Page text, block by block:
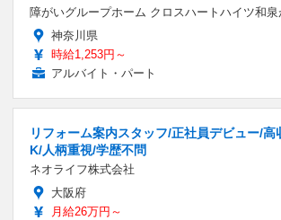
障がいグループホーム クロスハートハイツ和泉
神奈川県
時給1,253円～
アルバイト・パート
リフォーム案内スタッフ/正社員デビュー/高
K/人柄重視/学歴不問
ネオライフ株式会社
大阪府
月給26万円～